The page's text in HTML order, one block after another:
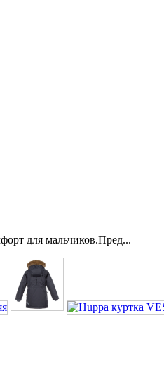
для мальчиков.Пред...